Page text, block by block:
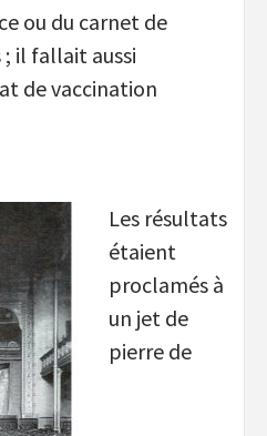
ou du carnet de
il fallait aussi
de vaccination
Les résultats
étaient
proclamés à
un jet de
pierre de